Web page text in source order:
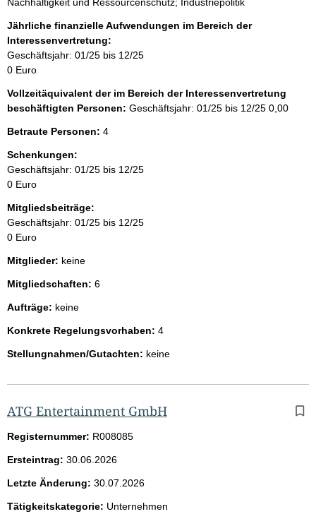
o
S
e
i
t
e
Jährliche finanzielle Aufwendungen im Bereich der
Interessenvertretung:
Geschäftsjahr: 01/25 bis 12/25
0 Euro
Vollzeitäquivalent der im Bereich der Interessenvertretung
beschäftigten Personen: Geschäftsjahr: 01/25 bis 12/25 0,00
Betraute Personen: 4
Schenkungen:
Geschäftsjahr: 01/25 bis 12/25
0 Euro
Mitgliedsbeiträge:
Geschäftsjahr: 01/25 bis 12/25
0 Euro
Mitglieder: keine
Mitgliedschaften: 6
Aufträge: keine
Konkrete Regelungsvorhaben: 4
Stellungnahmen/Gutachten: keine
ATG Entertainment GmbH
Registernummer: R008085
Ersteintrag: 30.06.2026
Letzte Änderung: 30.07.2026
Tätigkeitskategorie: Unternehmen